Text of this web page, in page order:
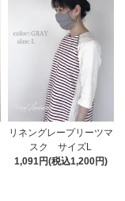
リネングレープリーツマ
スク サイズL
1,091円(税込1,200円)